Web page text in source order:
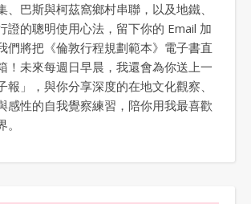
、巴斯與柯茲窩鄉村串聯，以及地鐵、
證的聰明使用心法，留下你的 Email 加
們將把《倫敦行程規劃範本》電子書直
！未來每週日早晨，我還會為你送上一
報」，與你分享深度的在地文化觀察、
感性的自我覺察練習，陪你用我最喜歡